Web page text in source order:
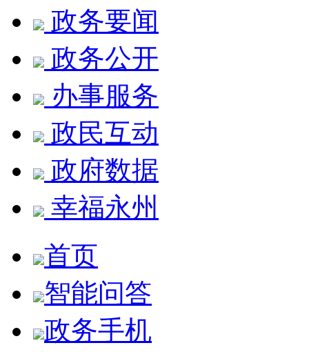
政务要闻
政务公开
办事服务
政民互动
政府数据
幸福永州
首页
智能问答
政务手机